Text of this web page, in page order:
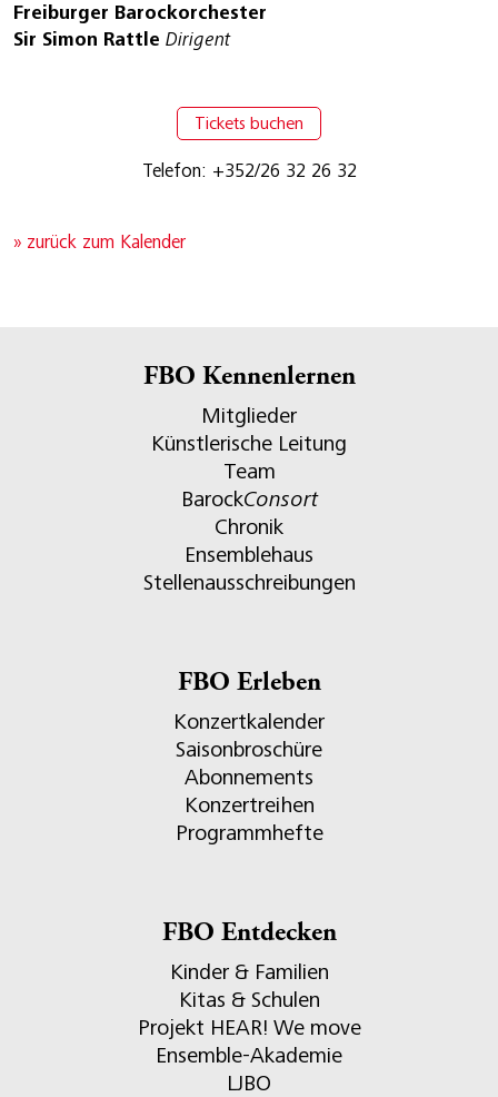
Freiburger Barockorchester
Sir Simon Rattle Dirigent
Tickets buchen
Telefon: +352/26 32 26 32
» zurück zum Kalender
FBO Kennenlernen
Mitglieder
Künstlerische Leitung
Team
BarockConsort
Chronik
Ensemblehaus
Stellenausschreibungen
FBO Erleben
Konzertkalender
Saisonbroschüre
Abonnements
Konzertreihen
Programmhefte
FBO Entdecken
Kinder & Familien
Kitas & Schulen
Projekt HEAR! We move
Ensemble-Akademie
LJBO